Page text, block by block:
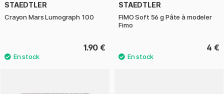
STAEDTLER
Crayon Mars Lumograph 100
1.90 €
STAEDTLER
FIMO Soft 56 g Pâte à modeler
Fimo
4 €